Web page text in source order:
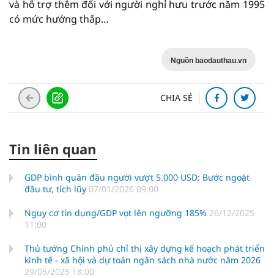
và hỗ trợ thêm đối với người nghỉ hưu trước năm 1995
có mức hưởng thấp…
Nguồn baodauthau.vn
CHIA SẺ
Tin liên quan
GDP bình quân đầu người vượt 5.000 USD: Bước ngoặt
đầu tư, tích lũy 07/01/2026 09:00
Nguy cơ tín dụng/GDP vọt lên ngưỡng 185% 26/12/2025
11:00
Thủ tướng Chính phủ chỉ thị xây dựng kế hoạch phát triển
kinh tế - xã hội và dự toán ngân sách nhà nước năm 2026
29/05/2025 18:00